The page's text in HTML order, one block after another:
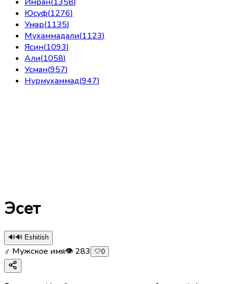
Юсуф(1276)
Умар(1135)
Мухаммадали(1123)
Ясин(1093)
Али(1058)
Усман(957)
Нурмухаммад(947)
Эсет
🔊🔊 Eshitish
♂ Мужское имя👁 283 🤍0